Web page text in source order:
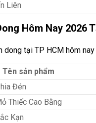
Liên
Hôm Nay 2026
dong tại TP HCM hôm
Tên sản phẩm
Đén
Thiếc Cao Bằng
Kạn